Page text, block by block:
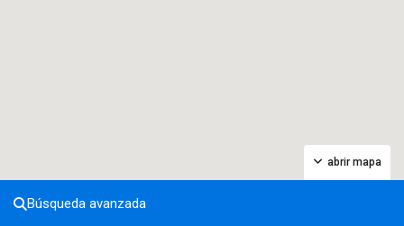
abrir mapa
Búsqueda avanzada